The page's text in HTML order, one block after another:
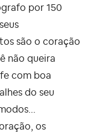
por 150
são o coração
não queira
com boa
do seu
os